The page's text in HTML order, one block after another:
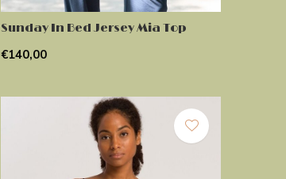
Sunday In Bed Jersey Mia Top
€140,00